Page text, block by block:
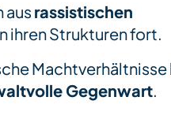
aus rassistischen
ihren Strukturen fort.
Machtverhältnisse
Gegenwart.